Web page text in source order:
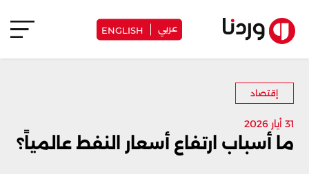
عربي ENGLISH
إقتصاد
31 أيار 2026
ما أسباب ارتفاع أسعار النفط عالمياً؟